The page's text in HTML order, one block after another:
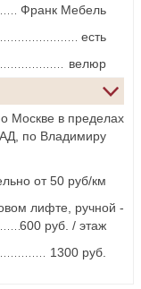
Франк Мебель
есть
велюр
Москве в пределах
по Владимиру
от 50 руб/км
лифте, ручной -
600 руб. / этаж
1300 руб.